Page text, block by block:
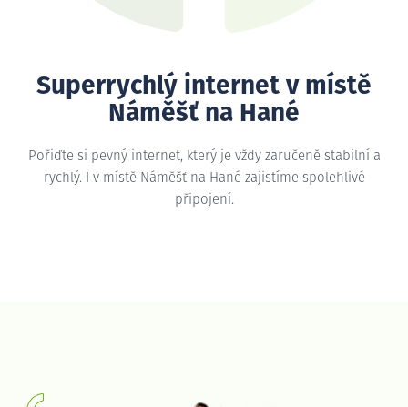
Superrychlý internet v místě
Náměšť na Hané
Pořiďte si pevný internet, který je vždy zaručeně stabilní a
rychlý. I v místě Náměšť na Hané zajistíme spolehlivé
připojení.